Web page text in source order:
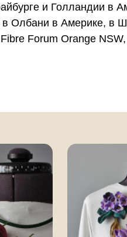
и Голландии в
Олбани в Америке, в
Forum Orange